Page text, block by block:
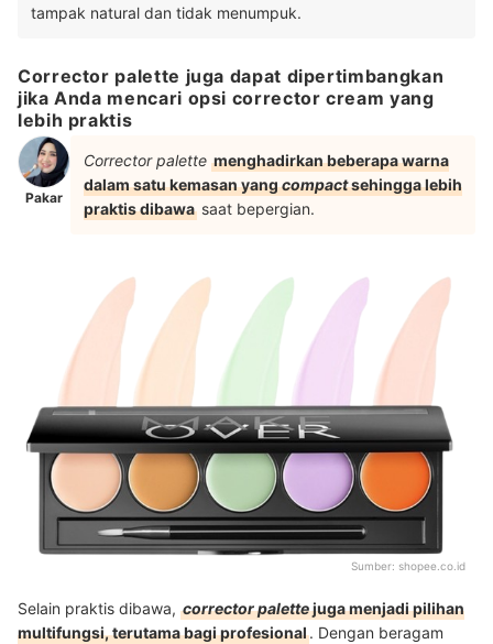
tampak natural dan tidak menumpuk.
Corrector palette juga dapat dipertimbangkan
jika Anda mencari opsi corrector cream yang
lebih praktis
Pakar
Corrector palette menghadirkan beberapa warna
dalam satu kemasan yangcompactsehingga lebih
praktis dibawa saat bepergian.
Sumber: shopee.co.id
Selain praktis dibawa, corrector palettejuga menjadi pilihan
multifungsi, terutama bagi profesional. Dengan beragam